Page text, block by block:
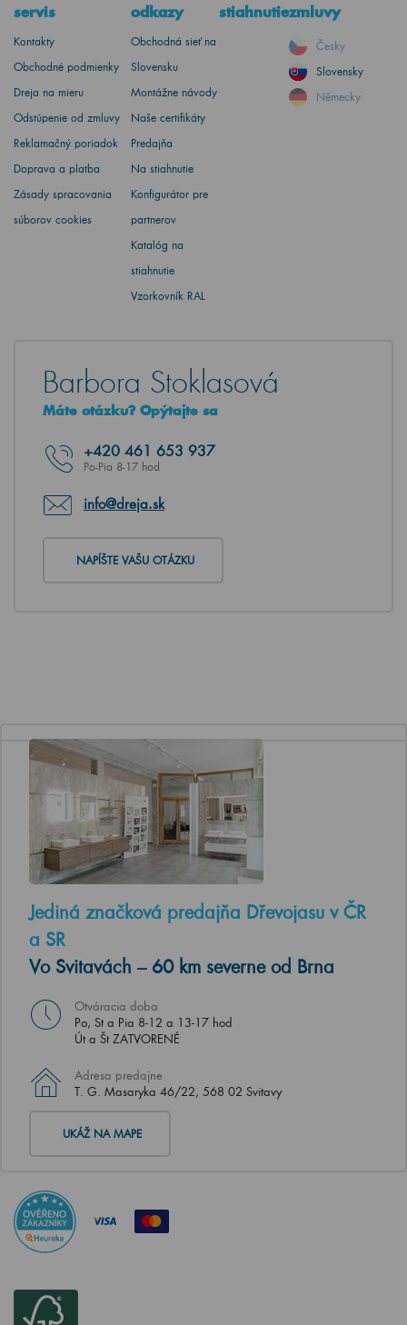
servis
Kontakty
Obchodné podmienky
Dreja na mieru
Odstúpenie od zmluvy
Reklamačný poriadok
Doprava a platba
Zásady spracovania
súborov cookies
odkazy
Obchodná sieť na
Slovensku
Montážne návody
Naše certifikáty
Predajňa
Na stiahnutie
Konfigurátor pre
partnerov
Katalóg na
stiahnutie
Vzorkovník RAL
stiahnutiezmluvy
Česky
Slovensky
Německy
Barbora Stoklasová
Máte otázku? Opýtajte sa
+420 461 653 937
Po-Pia 8-17 hod
info@dreja.sk
NAPÍŠTE VAŠU OTÁZKU
Jediná značková predajňa Dřevojasu v ČR
a SR
Vo Svitavách – 60 km severne od Brna
Otváracia doba
Po, St a Pia 8-12 a 13-17 hod
Út a Št ZATVORENÉ
Adresa predajne
T. G. Masaryka 46/22, 568 02 Svitavy
UKÁŽ NA MAPE